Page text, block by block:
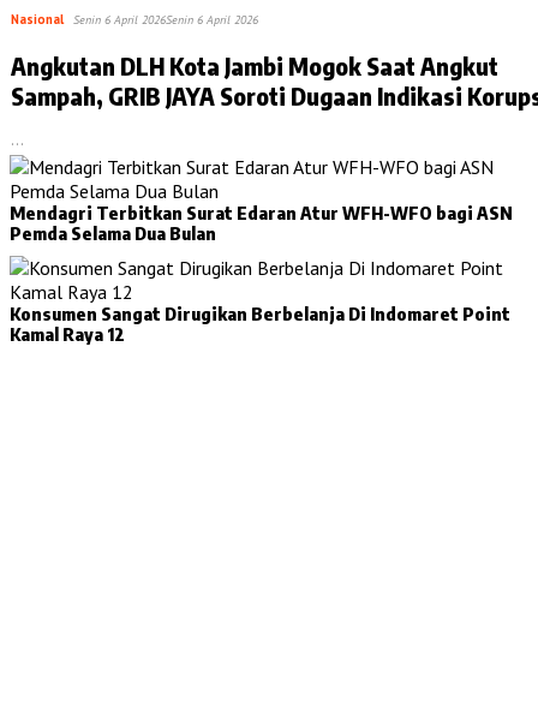
Nasional Senin 6 April 2026Senin 6 April 2026
Angkutan DLH Kota Jambi Mogok Saat Angkut
Sampah, GRIB JAYA Soroti Dugaan Indikasi
…
Mendagri Terbitkan Surat Edaran Atur WFH-WFO bagi ASN
Pemda Selama Dua Bulan
Konsumen Sangat Dirugikan Berbelanja Di Indomaret Point
Kamal Raya 12